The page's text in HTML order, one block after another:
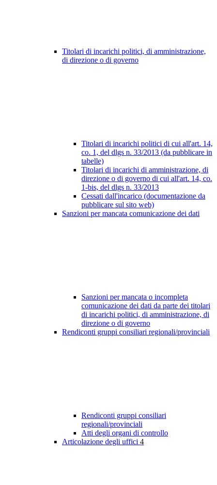
Titolari di incarichi politici, di amministrazione,
di direzione o di governo
Titolari di incarichi politici di cui all'art. 14,
co. 1, del dlgs n. 33/2013 (da pubblicare in
tabelle)
Titolari di incarichi di amministrazione, di
direzione o di governo di cui all'art. 14, co.
1-bis, del dlgs n. 33/2013
Cessati dall'incarico (documentazione da
pubblicare sul sito web)
Sanzioni per mancata comunicazione dei dati
Sanzioni per mancata o incompleta
comunicazione dei dati da parte dei titolari
di incarichi politici, di amministrazione, di
direzione o di governo
Rendiconti gruppi consiliari regionali/provinciali
Rendiconti gruppi consiliari
regionali/provinciali
Atti degli organi di controllo
Articolazione degli uffici 4